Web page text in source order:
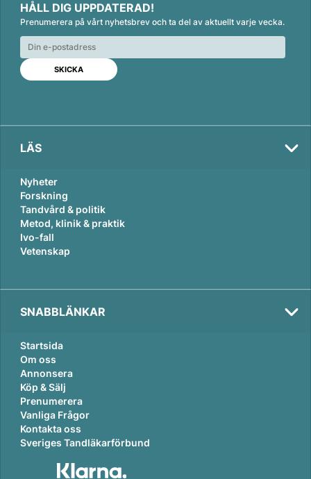
n
k
e
d
n
c
e
b
o
o
k
a
i
l
HÅLL DIG UPPDATERAD!
Prenumerera på vårt nyhetsbrev och ta del av aktuellt varje vecka.
LÄS
Nyheter
Forskning
Tandvård & politik
Metod, klinik & praktik
Ivo-fall
Vetenskap
SNABBLÄNKAR
Startsida
Om oss
Annonsera
Köp & Sälj
Prenumerera
Vanliga Frågor
Kontakta oss
Sveriges Tandläkarförbund